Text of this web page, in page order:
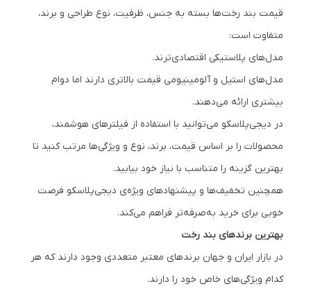
قیمت بند رخت‌ها بسته به جنس، ظرفیت، نوع طراحی و برند،
متفاوت است:
مدل‌های پلاستیکی اقتصادی‌ترند.
مدل‌های استیل و آلومینیومی قیمت بالاتری دارند اما دوام
بیشتری ارائه می‌دهند.
در دیجی‌پلاسکو می‌توانید با استفاده از فیلترهای هوشمند،
محصولات را بر اساس قیمت، برند، نوع و ویژگی‌ها مرتب کنید تا
بهترین گزینه را متناسب با نیاز خود بیابید.
همچنین تخفیف‌ها و پیشنهادهای ویژه‌ی دیجی‌پلاسکو فرصت
خوبی برای خرید به‌صرفه‌تر فراهم می‌کند.
بهترین برندهای بند رخت
در بازار ایران و جهان برندهای معتبر متعددی وجود دارند که هر
کدام ویژگی‌های خاص خود را دارند.